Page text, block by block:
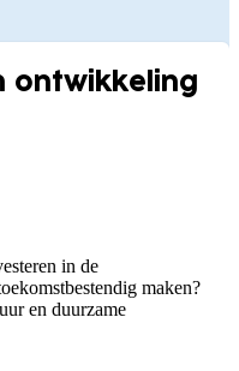
ontwikkeling
in de
maken?
en duurzame